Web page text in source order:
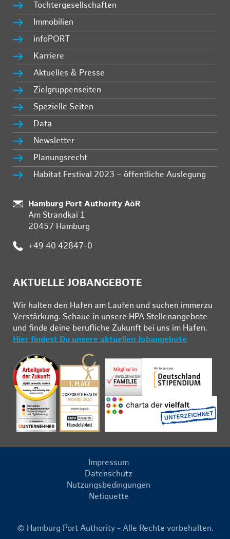
Tochtergesellschaften
Immobilien
infoPORT
Karriere
Aktuelles & Presse
Zielgruppenseiten
Spezielle Seiten
Data
Newsletter
Planungsrecht
Habitat Festival 2023 – öffentliche Auslegung
Standort:
Hamburg Port Authority AöR
Am Strandkai 1
20457 Hamburg
Telefon:
+49 40 42847-0
AKTUELLE JOBANGEBOTE
Wir hal­ten den Ha­fen am Lau­fen und su­chen im­mer­zu
Ver­stär­kung. Schau­e in un­se­re HPA Stel­len­an­ge­bo­te
und fin­de deine be­ruf­li­che Zu­kunft bei uns im Ha­fen.
Hier findest Du unsere aktuellen Jobangebote
Impressum
Datenschutz
Nutzungsbedingungen
Netiquette
© Hamburg Port Authority - Alle Rechte vorbehalten.